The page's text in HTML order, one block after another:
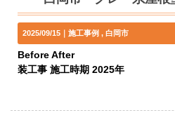
2025/09/15｜施工事例 白岡市
Before After 施
装工事 施工時期 2025年